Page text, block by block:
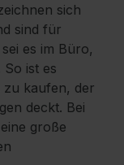
sich
sind für
es im Büro,
ist es
zu kaufen, der
deckt. Bei
große